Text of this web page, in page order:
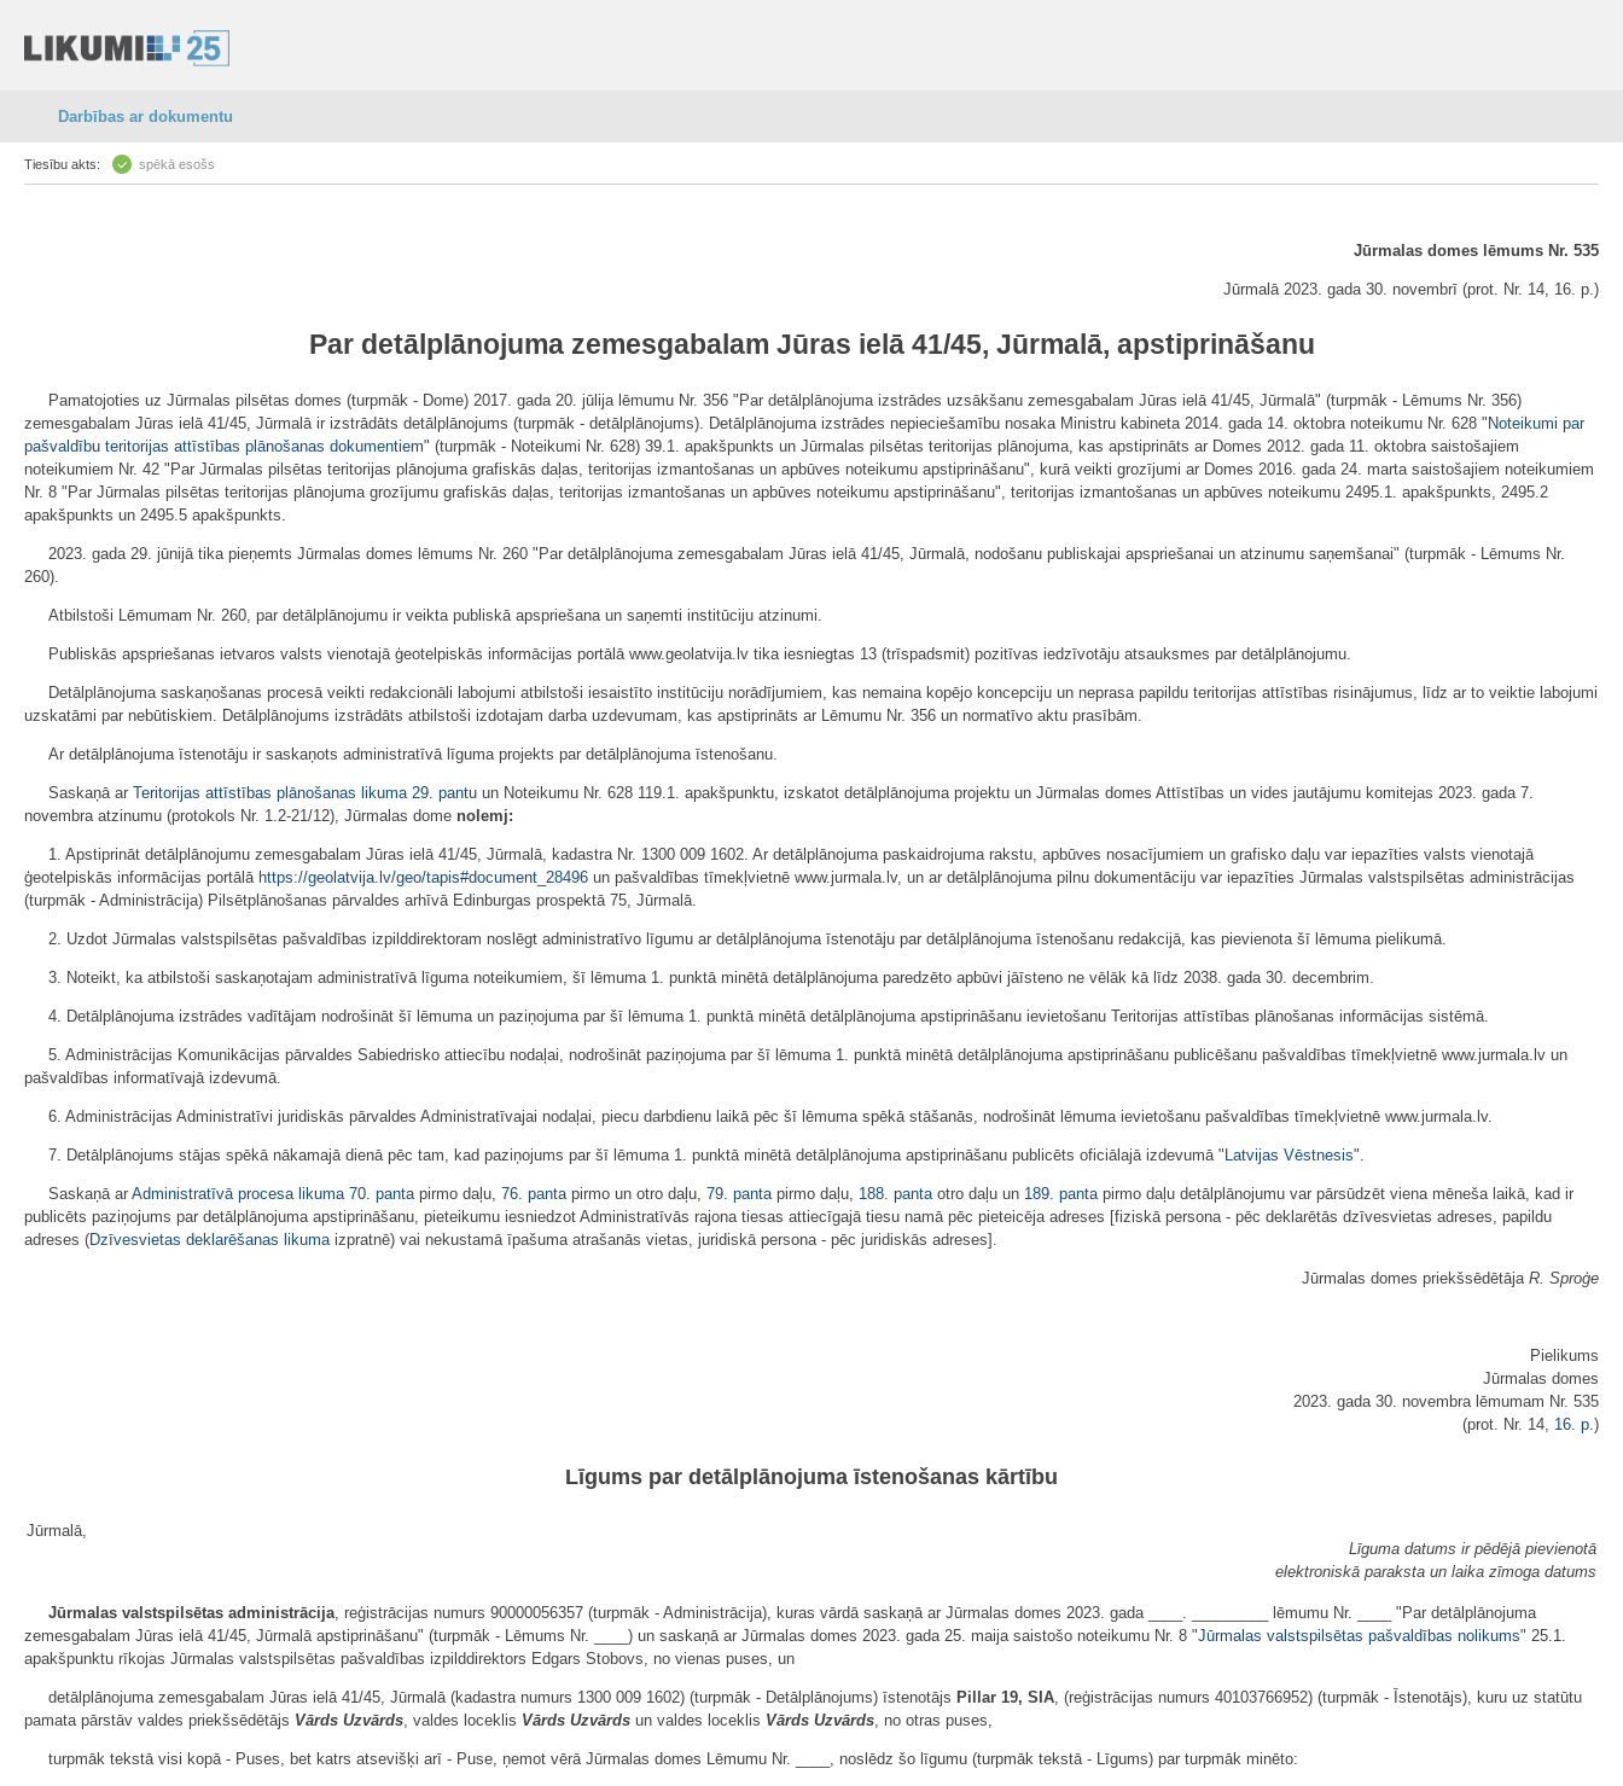
Darbības ar dokumentu
Tiesību akts: spēkā esošs
Jūrmalas domes lēmums Nr. 535
Jūrmalā 2023. gada 30. novembrī (prot. Nr. 14, 16. p.)
Par detālplānojuma zemesgabalam Jūras ielā 41/45, Jūrmalā, apstiprināšanu
Pamatojoties uz Jūrmalas pilsētas domes (turpmāk - Dome) 2017. gada 20. jūlija lēmumu Nr. 356 "Par detālplānojuma izstrādes uzsākšanu zemesgabalam Jūras ielā 41/45, Jūrmalā" (turpmāk - Lēmums Nr. 356)
zemesgabalam Jūras ielā 41/45, Jūrmalā ir izstrādāts detālplānojums (turpmāk - detālplānojums). Detālplānojuma izstrādes nepieciešamību nosaka Ministru kabineta 2014. gada 14. oktobra noteikumu Nr. 628 " Noteikumi par
pašvaldību teritorijas attīstības plānošanas dokumentiem" (turpmāk - Noteikumi Nr. 628) 39.1. apakšpunkts un Jūrmalas pilsētas teritorijas plānojuma, kas apstiprināts ar Domes 2012. gada 11. oktobra saistošajiem
noteikumiem Nr. 42 "Par Jūrmalas pilsētas teritorijas plānojuma grafiskās daļas, teritorijas izmantošanas un apbūves noteikumu apstiprināšanu", kurā veikti grozījumi ar Domes 2016. gada 24. marta saistošajiem noteikumiem
Nr. 8 "Par Jūrmalas pilsētas teritorijas plānojuma grozījumu grafiskās daļas, teritorijas izmantošanas un apbūves noteikumu apstiprināšanu", teritorijas izmantošanas un apbūves noteikumu 2495.1. apakšpunkts, 2495.2
apakšpunkts un 2495.5 apakšpunkts.
2023. gada 29. jūnijā tika pieņemts Jūrmalas domes lēmums Nr. 260 "Par detālplānojuma zemesgabalam Jūras ielā 41/45, Jūrmalā, nodošanu publiskajai apspriešanai un atzinumu saņemšanai" (turpmāk - Lēmums Nr.
260).
Atbilstoši Lēmumam Nr. 260, par detālplānojumu ir veikta publiskā apspriešana un saņemti institūciju atzinumi.
Publiskās apspriešanas ietvaros valsts vienotajā ģeotelpiskās informācijas portālā www.geolatvija.lv tika iesniegtas 13 (trīspadsmit) pozitīvas iedzīvotāju atsauksmes par detālplānojumu.
Detālplānojuma saskaņošanas procesā veikti redakcionāli labojumi atbilstoši iesaistīto institūciju norādījumiem, kas nemaina kopējo koncepciju un neprasa papildu teritorijas attīstības risinājumus, līdz ar to veiktie labojumi
uzskatāmi par nebūtiskiem. Detālplānojums izstrādāts atbilstoši izdotajam darba uzdevumam, kas apstiprināts ar Lēmumu Nr. 356 un normatīvo aktu prasībām.
Ar detālplānojuma īstenotāju ir saskaņots administratīvā līguma projekts par detālplānojuma īstenošanu.
Saskaņā ar Teritorijas attīstības plānošanas likuma 29. pantu un Noteikumu Nr. 628 119.1. apakšpunktu, izskatot detālplānojuma projektu un Jūrmalas domes Attīstības un vides jautājumu komitejas 2023. gada 7.
novembra atzinumu (protokols Nr. 1.2-21/12), Jūrmalas dome nolemj:
1. Apstiprināt detālplānojumu zemesgabalam Jūras ielā 41/45, Jūrmalā, kadastra Nr. 1300 009 1602. Ar detālplānojuma paskaidrojuma rakstu, apbūves nosacījumiem un grafisko daļu var iepazīties valsts vienotajā
ģeotelpiskās informācijas portālā https://geolatvija.lv/geo/tapis#document_28496 un pašvaldības tīmekļvietnē www.jurmala.lv, un ar detālplānojuma pilnu dokumentāciju var iepazīties Jūrmalas valstspilsētas administrācijas
(turpmāk - Administrācija) Pilsētplānošanas pārvaldes arhīvā Edinburgas prospektā 75, Jūrmalā.
2. Uzdot Jūrmalas valstspilsētas pašvaldības izpilddirektoram noslēgt administratīvo līgumu ar detālplānojuma īstenotāju par detālplānojuma īstenošanu redakcijā, kas pievienota šī lēmuma pielikumā.
3. Noteikt, ka atbilstoši saskaņotajam administratīvā līguma noteikumiem, šī lēmuma 1. punktā minētā detālplānojuma paredzēto apbūvi jāīsteno ne vēlāk kā līdz 2038. gada 30. decembrim.
4. Detālplānojuma izstrādes vadītājam nodrošināt šī lēmuma un paziņojuma par šī lēmuma 1. punktā minētā detālplānojuma apstiprināšanu ievietošanu Teritorijas attīstības plānošanas informācijas sistēmā.
5. Administrācijas Komunikācijas pārvaldes Sabiedrisko attiecību nodaļai, nodrošināt paziņojuma par šī lēmuma 1. punktā minētā detālplānojuma apstiprināšanu publicēšanu pašvaldības tīmekļvietnē www.jurmala.lv un
pašvaldības informatīvajā izdevumā.
6. Administrācijas Administratīvi juridiskās pārvaldes Administratīvajai nodaļai, piecu darbdienu laikā pēc šī lēmuma spēkā stāšanās, nodrošināt lēmuma ievietošanu pašvaldības tīmekļvietnē www.jurmala.lv.
7. Detālplānojums stājas spēkā nākamajā dienā pēc tam, kad paziņojums par šī lēmuma 1. punktā minētā detālplānojuma apstiprināšanu publicēts oficiālajā izdevumā " Latvijas Vēstnesis".
Saskaņā ar Administratīvā procesa likuma 70. pantapirmo daļu, 76. pantapirmo un otro daļu, 79. pantapirmo daļu, 188. pantaotro daļu un 189. pantapirmo daļu detālplānojumu var pārsūdzēt viena mēneša laikā, kad ir
publicēts paziņojums par detālplānojuma apstiprināšanu, pieteikumu iesniedzot Administratīvās rajona tiesas attiecīgajā tiesu namā pēc pieteicēja adreses [fiziskā persona - pēc deklarētās dzīvesvietas adreses, papildu
adreses (Dzīvesvietas deklarēšanas likumaizpratnē) vai nekustamā īpašuma atrašanās vietas, juridiskā persona - pēc juridiskās adreses].
Jūrmalas domes priekšsēdētāja R. Sproģe
Pielikums
Jūrmalas domes
2023. gada 30. novembra lēmumam Nr. 535
(prot. Nr. 14, 16. p.)
Līgums par detālplānojuma īstenošanas kārtību
Jūrmalā,
Līguma datums ir pēdējā pievienotā
elektroniskā paraksta un laika zīmoga datums
Jūrmalas valstspilsētas administrācija , reģistrācijas numurs 90000056357 (turpmāk - Administrācija), kuras vārdā saskaņā ar Jūrmalas domes 2023. gada ____. _________ lēmumu Nr. ____ "Par detālplānojuma
zemesgabalam Jūras ielā 41/45, Jūrmalā apstiprināšanu" (turpmāk - Lēmums Nr. ____) un saskaņā ar Jūrmalas domes 2023. gada 25. maija saistošo noteikumu Nr. 8 "Jūrmalas valstspilsētas pašvaldības nolikums" 25.1.
apakšpunktu rīkojas Jūrmalas valstspilsētas pašvaldības izpilddirektors Edgars Stobovs, no vienas puses, un
detālplānojuma zemesgabalam Jūras ielā 41/45, Jūrmalā (kadastra numurs 1300 009 1602) (turpmāk - Detālplānojums) īstenotājs Pillar 19, SIA , (reģistrācijas numurs 40103766952) (turpmāk - Īstenotājs), kuru uz statūtu
pamata pārstāv valdes priekšsēdētājs Vārds Uzvārds , valdes loceklis Vārds Uzvārds un valdes loceklis Vārds Uzvārds , no otras puses,
turpmāk tekstā visi kopā - Puses, bet katrs atsevišķi arī - Puse, ņemot vērā Jūrmalas domes Lēmumu Nr. ____, noslēdz šo līgumu (turpmāk tekstā - Līgums) par turpmāk minēto: